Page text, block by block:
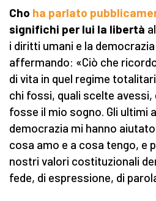
Cho ha parlato
significhi per lui la libertà
i diritti umani e la
affermando: «Ciò che
di vita in quel regime
chi fossi, quali scelte avessi,
fosse il mio sogno. Gli ultimi
democrazia mi hanno
cosa amo e a cosa tengo, e
nostri valori costituzionali
fede, di espressione, di